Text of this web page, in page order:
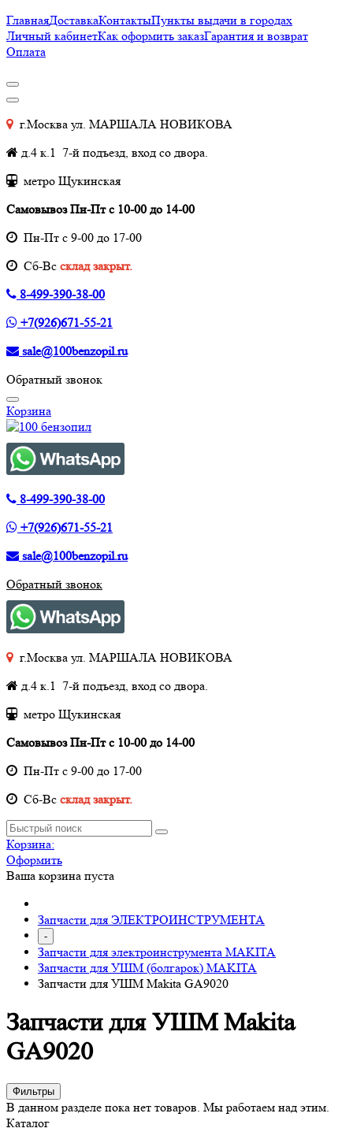
ГлавнаяДоставкаКонтактыПункты выдачи в городах
Личный кабинетКак оформить заказГарантия и возврат
Оплата
г.Москва ул. МАРШАЛА НОВИКОВА
д.4 к.1 7-й подъезд, вход со двора.
метро Щукинская
Самовывоз Пн-Пт с 10-00 до 14-00
Пн-Пт с 9-00 до 17-00
Cб-Вс склад закрыт.
8-499-390-38-00
+7(926)671-55-21
sale@100benzopil.ru
Обратный звонок
Корзина
8-499-390-38-00
+7(926)671-55-21
sale@100benzopil.ru
Обратный звонок
г.Москва ул. МАРШАЛА НОВИКОВА
д.4 к.1 7-й подъезд, вход со двора.
метро Щукинская
Самовывоз Пн-Пт с 10-00 до 14-00
Пн-Пт с 9-00 до 17-00
Cб-Вс склад закрыт.
Корзина:
Оформить
Ваша корзина пуста
Запчасти для ЭЛЕКТРОИНСТРУМЕНТА
-
Запчасти для электроинструмента MAKITA
Запчасти для УШМ (болгарок) MAKITA
Запчасти для УШМ Makita GA9020
Запчасти для УШМ Makita
GA9020
Фильтры
В данном разделе пока нет товаров. Мы работаем над этим.
Каталог